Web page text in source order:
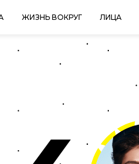
ЖИЗНЬ ВОКРУГ ЛИЦА